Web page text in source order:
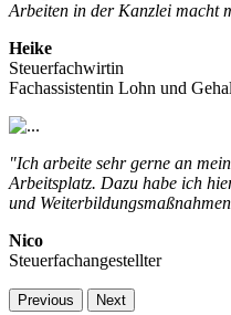
Arbeiten in der Kanzlei macht
Heike
Steuerfachwirtin
Fachassistentin Lohn und
"Ich arbeite sehr gerne an
Arbeitsplatz. Dazu habe ich
und
Nico
Steuerfachangestellter
Previous Next